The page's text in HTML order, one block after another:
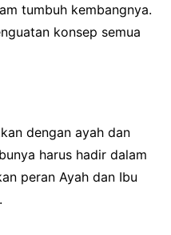
tumbuh kembangnya.
konsep semua
dengan ayah dan
harus hadir dalam
peran Ayah dan Ibu